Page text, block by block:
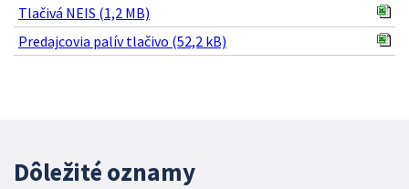
Tlačivá NEIS (1,2 MB)
Predajcovia palív tlačivo (52,2 kB)
Dôležité oznamy